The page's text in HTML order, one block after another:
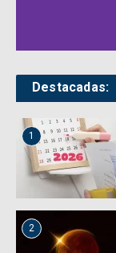
Destacadas:
1
2